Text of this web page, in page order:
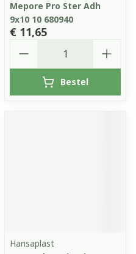
Mepore Pro Ster Adh
9x10 10 680940
€ 11,65
Bestel
Hansaplast